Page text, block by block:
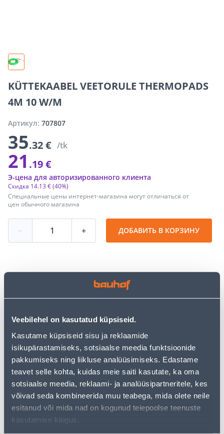
Veebilehel on kasutatud küpsiseid.
Kasutame küpsiseid sisu ja reklaamide
isikupärastamiseks, sotsiaalse meedia funktsioonide
pakkumiseks ning liikluse analüüsimiseks. Edastame
teavet selle kohta, kuidas meie saiti kasutate, ka oma
sotsiaalse meedia, reklaami- ja analüüsipartneritele, kes
võivad seda kombineerida muu teabega, mida olete neile
esitanud või mida nad on kogunud teiepoolse teenuste
kasutamise käigus.
KÜTTEKAABEL VEETORULE THERMOPADS
4M 10 W/M
Артикул: 707807
35.32 € /tk
21 .19 €
Специальные цены интернет-магазина могут отличаться от
цен обычного магазина
Скидка 14.13 €(40%)
Э-цена для авторизированного клиента
− + ДОБАВИТЬ В КОРЗИНУ
Посмотреть наличие
• Sobib ka joogiveele.
• Kaabli võimsus on 10 W/m ja pikkus 4 m.
• 14-päevane tagastusõigus.
Предполагаемая доставка 3,69 € от 2-5 tööpäeva
Посылочный автомат от 2,29 € с 2-5 tööpäeva
Забрать в магазине, с 09.08.2026